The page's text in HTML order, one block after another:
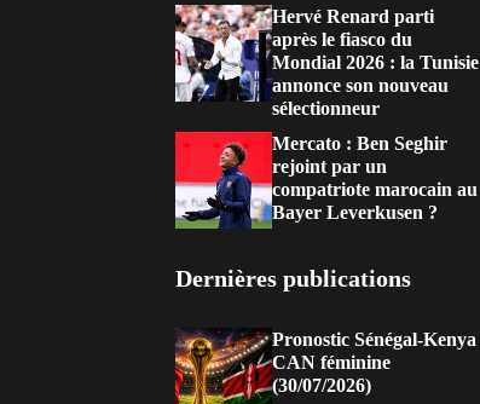
Hervé Renard parti
après le fiasco du
Mondial 2026 : la Tunisie
annonce son nouveau
sélectionneur
Mercato : Ben Seghir
rejoint par un
compatriote marocain au
Bayer Leverkusen ?
Dernières publications
Pronostic Sénégal-Kenya
CAN féminine
(30/07/2026)